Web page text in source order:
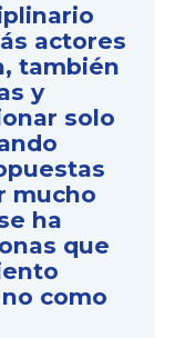
actores
también
y
solo
mucho
ha
que
como